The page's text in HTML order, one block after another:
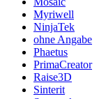
Myriwell
NinjaTek
ohne Angabe
Phaetus
PrimaCreator
Raise3D
Sinterit